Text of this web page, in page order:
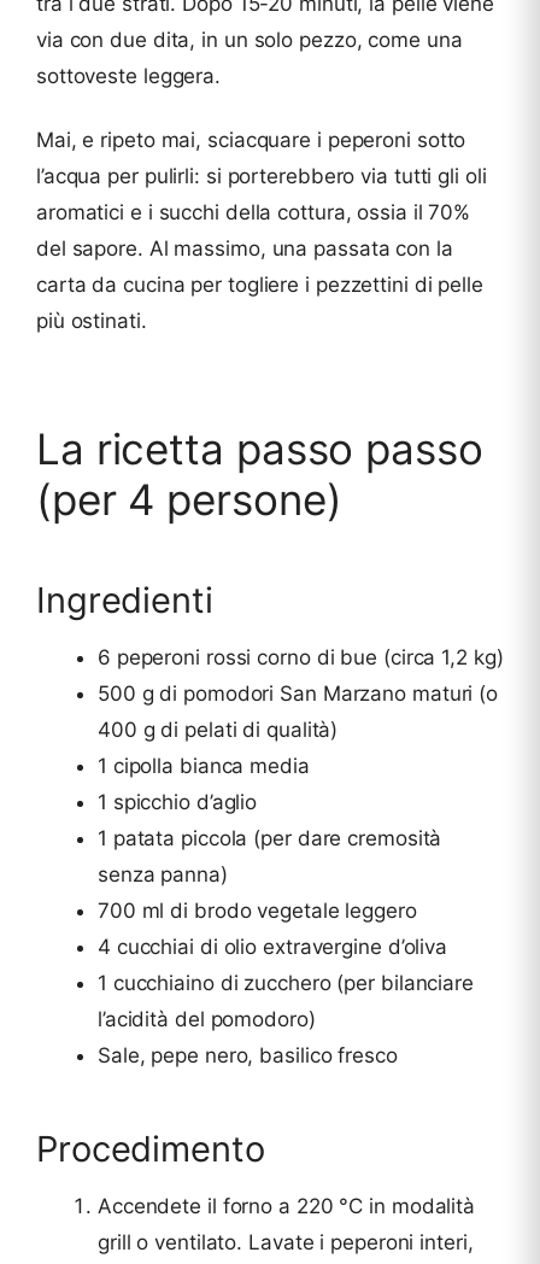
via con due dita, in un solo pezzo, come una
sottoveste leggera.
Mai, e ripeto mai, sciacquare i peperoni sotto
l’acqua per pulirli: si porterebbero via tutti gli oli
aromatici e i succhi della cottura, ossia il 70%
del sapore. Al massimo, una passata con la
carta da cucina per togliere i pezzettini di pelle
più ostinati.
La ricetta passo passo
(per 4 persone)
Ingredienti
6 peperoni rossi corno di bue (circa 1,2 kg)
500 g di pomodori San Marzano maturi (o
400 g di pelati di qualità)
1 cipolla bianca media
1 spicchio d’aglio
1 patata piccola (per dare cremosità
senza panna)
700 ml di brodo vegetale leggero
4 cucchiai di olio extravergine d’oliva
1 cucchiaino di zucchero (per bilanciare
l’acidità del pomodoro)
Sale, pepe nero, basilico fresco
Procedimento
Accendete il forno a 220 °C in modalità
grill o ventilato. Lavate i peperoni interi,